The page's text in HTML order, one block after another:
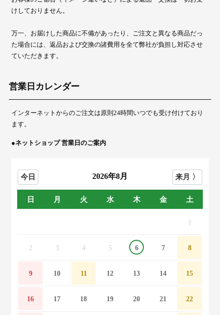
けしておりません。
万一、お届けした商品に不備があったり、ご注文と異なる商品だっ
た場合には、返品および交換の諸費用を全て弊社が負担し対応させ
ていただきます。
営業日カレンダー
インターネットからのご注文は原則24時間いつでも受け付けており
ます。
●ネットショップ 営業日のご案内
2026年8月
日 月 火 水 木 金 土
1
2 3 4 5 6 7 8
9 10 11 12 13 14 15
16 17 18 19 20 21 22